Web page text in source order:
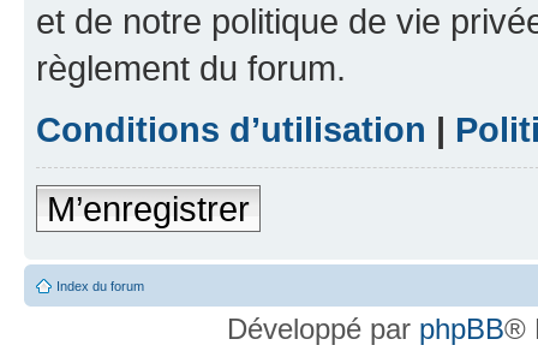
et de notre politique de vie
règlement du forum.
Conditions d’utilisation |
M’enregistrer
Index du forum
Développé par phpBB®